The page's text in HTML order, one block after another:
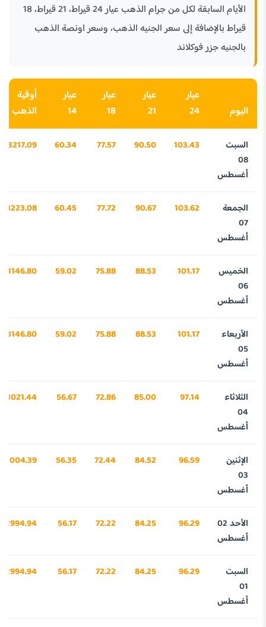
الأيام السابقة لكل من جرام الذهب عيار 24 قيراط، 21 قيراط، 18
قيراط بالإضافة إلى سعر الجنيه الذهب، وسعر اونصة الذهب
بالجنيه جزر فوكلاند
اليوم
عيار
24
عيار
21
عيار
18
عيار
14
أوقية
الذهب
السبت
08
أغسطس
103.43
90.50
77.57
60.34
3217.09
الجمعة
07
أغسطس
103.62
90.67
77.72
60.45
3223.08
الخميس
06
أغسطس
101.17
88.53
75.88
59.02
3146.80
الأربعاء
05
أغسطس
101.17
88.53
75.88
59.02
3146.80
الثلاثاء
04
أغسطس
97.14
85.00
72.86
56.67
3021.44
الإثنين
03
أغسطس
96.59
84.52
72.44
56.35
3004.39
الأحد 02
أغسطس
96.29
84.25
72.22
56.17
2994.94
السبت
01
أغسطس
96.29
84.25
72.22
56.17
2994.94